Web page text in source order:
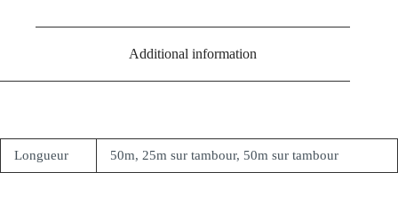
Additional information
Longueur 50m, 25m sur tambour, 50m sur tambour